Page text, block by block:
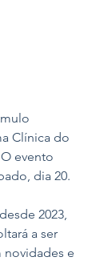
Clínica do
evento
dia 20.
2023,
a ser
novidades e